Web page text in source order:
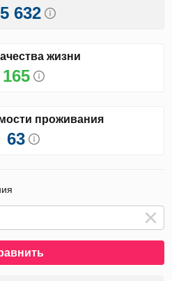
632
жизни
165
проживания
63